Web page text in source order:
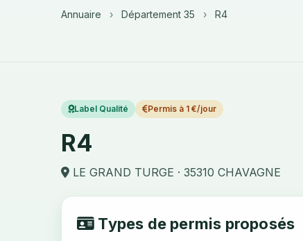
Annuaire › Département 35 › R4
Label Qualité Permis à 1 €/jour
R4
LE GRAND TURGE · 35310 CHAVAGNE
Types de permis proposés